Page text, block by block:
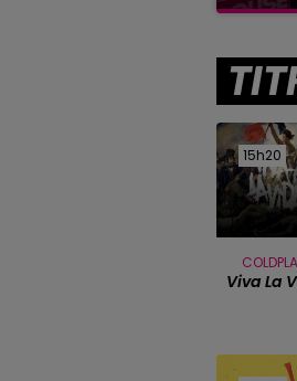
15h20
15h20
Viva La